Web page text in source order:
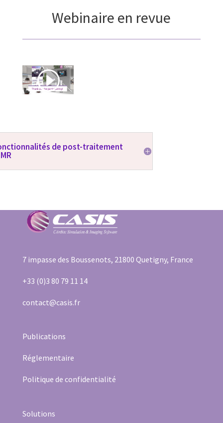
Webinaire en revue
de post-traitement
7 impasse des Boussenots, 21800 Quetigny, France
+33 (0)3 80 79 11 14
contact@casis.fr
Publications
Réglementaire
Politique de confidentialité
Solutions